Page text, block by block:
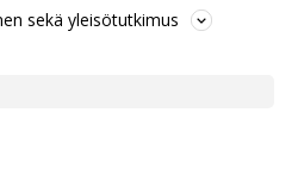
sekä yleisötutkimus